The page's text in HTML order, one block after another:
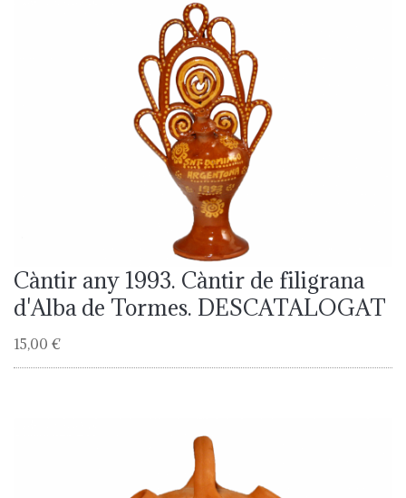
Càntir any 1993. Càntir de filigrana
d'Alba de Tormes. DESCATALOGAT
15,00 €